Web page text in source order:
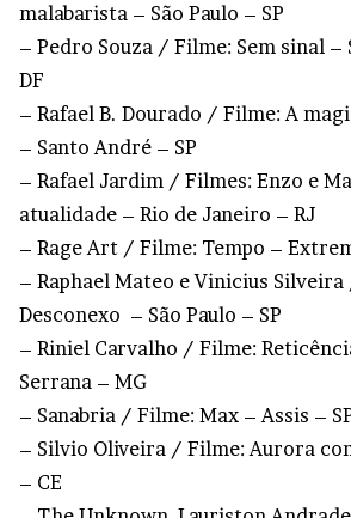
malabarista – São Paulo – SP
– Pedro Souza / Filme: Sem sinal –
DF
– Rafael B. Dourado / Filme: A
– Santo André – SP
– Rafael Jardim / Filmes: Enzo e
atualidade – Rio de Janeiro – RJ
– Rage Art / Filme: Tempo –
– Raphael Mateo e Vinicius
Desconexo – São Paulo – SP
– Riniel Carvalho / Filme:
Serrana – MG
– Sanabria / Filme: Max – Assis –
– Silvio Oliveira / Filme: Aurora
– CE